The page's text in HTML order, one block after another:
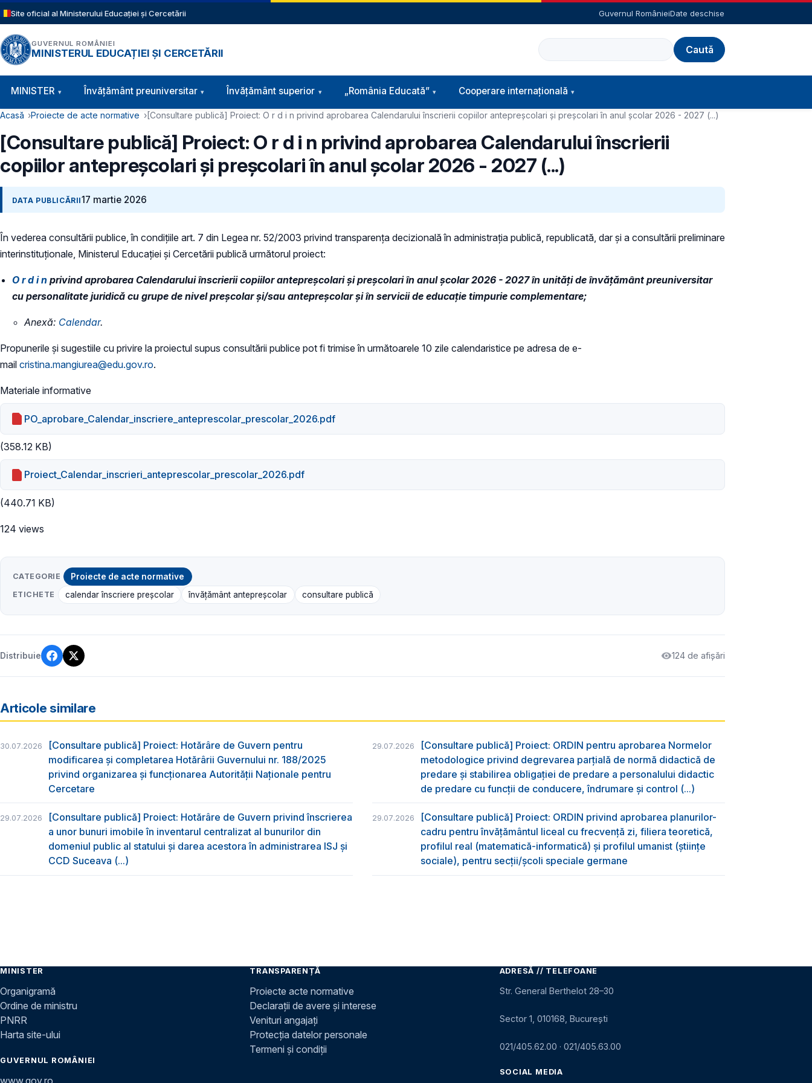
Sari la conținutul principal
Site oficial al Ministerului Educației și Cercetării Guvernul RomânieiDate deschise
GUVERNUL ROMÂNIEI
MINISTERUL EDUCAȚIEI ȘI CERCETĂRII
Caută
Navigație principală
MINISTER Învăţământ preuniversitar Învățământ superior „România Educată” Cooperare internațională
Cale de navigare
Acasă Proiecte de acte normative [Consultare publică] Proiect: O r d i n privind aprobarea Calendarului înscrierii copiilor antepreșcolari și preșcolari în anul școlar 2026 - 2027 (...)
[Consultare publică] Proiect: O r d i n privind aprobarea Calendarului înscrierii
copiilor antepreșcolari și preșcolari în anul școlar 2026 - 2027 (...)
DATA PUBLICĂRII17 martie 2026
În vederea consultării publice, în condiţiile art. 7 din Legea nr. 52/2003 privind transparenţa decizională în administraţia publică, republicată, dar și a consultării preliminare
interinstituționale, Ministerul Educaţiei și Cercetării publică următorul proiect:
O r d i n privind aprobarea Calendarului înscrierii copiilor antepreșcolari și preșcolari în anul școlar 2026 - 2027 în unități de învățământ preuniversitar
cu personalitate juridică cu grupe de nivel preșcolar și/sau antepreșcolar și în servicii de educație timpurie complementare;
Anexă: ​Calendar.
Propunerile și sugestiile cu privire la proiectul supus consultării publice pot fi trimise în următoarele 10 zile calendaristice pe adresa de e-
mail cristina.mangiurea@edu.gov.ro.
Materiale informative
PO_aprobare_Calendar_inscriere_anteprescolar_prescolar_2026.pdf
(358.12 KB)
Proiect_Calendar_inscrieri_anteprescolar_prescolar_2026.pdf
(440.71 KB)
124 views
CATEGORIE Proiecte de acte normative
ETICHETE calendar înscriere preșcolar învățământ antepreșcolar consultare publică
Distribuie 124 de afișări
Articole similare
30.07.2026
[Consultare publică] Proiect: Hotărâre de Guvern pentru
modificarea și completarea Hotărârii Guvernului nr. 188/2025
privind organizarea şi funcţionarea Autorităţii Naţionale pentru
Cercetare
29.07.2026
[Consultare publică] Proiect: ORDIN pentru aprobarea Normelor
metodologice privind degrevarea parțială de normă didactică de
predare şi stabilirea obligaţiei de predare a personalului didactic
de predare cu funcții de conducere, îndrumare și control (...)
29.07.2026
[Consultare publică] Proiect: Hotărâre de Guvern privind înscrierea
a unor bunuri imobile în inventarul centralizat al bunurilor din
domeniul public al statului și darea acestora în administrarea ISJ și
CCD Suceava (...)
29.07.2026
[Consultare publică] Proiect: ORDIN privind aprobarea planurilor-
cadru pentru învățământul liceal cu frecvență zi, filiera teoretică,
profilul real (matematică-informatică) și profilul umanist (științe
sociale), pentru secții/școli speciale germane
MINISTER
Organigramă
Ordine de ministru
PNRR
Harta site-ului
GUVERNUL ROMÂNIEI
www.gov.ro
TRANSPARENȚĂ
Proiecte acte normative
Declarații de avere și interese
Venituri angajați
Protecția datelor personale
Termeni și condiții
ADRESĂ // TELEFOANE
Str. General Berthelot 28–30
Sector 1, 010168, București
021/405.62.00 · 021/405.63.00
SOCIAL MEDIA